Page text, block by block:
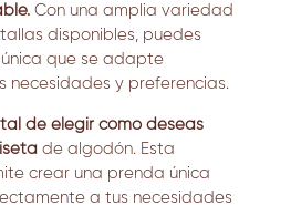
Con una amplia variedad
disponibles, puedes
que se adapte
necesidades y preferencias.
de elegir cómo deseas
de algodón. Esta
crear una prenda única
a tus necesidades